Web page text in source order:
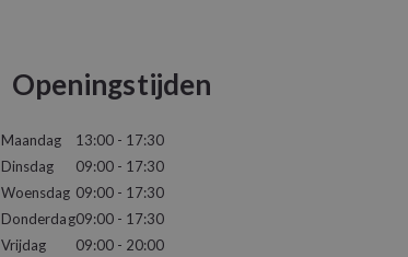
Openingstijden
Maandag
Dinsdag
Woensdag
Donderdag
Vrijdag
13:00 - 17:30
09:00 - 17:30
09:00 - 17:30
09:00 - 17:30
09:00 - 20:00